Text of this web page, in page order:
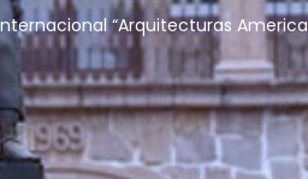
“Arquitecturas